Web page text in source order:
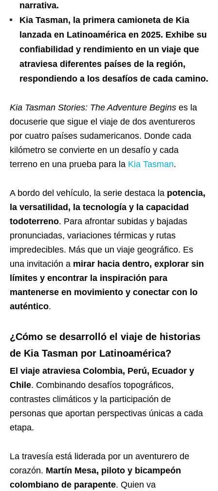
narrativa.
Kia Tasman, la primera camioneta de Kia
lanzada en Latinoamérica en 2025. Exhibe su
confiabilidad y rendimiento en un viaje que
atraviesa diferentes países de la región,
respondiendo a los desafíos de cada camino.
Kia Tasman Stories: The Adventure Begins es la
docuserie que sigue el viaje de dos aventureros
por cuatro países sudamericanos. Donde cada
kilómetro se convierte en un desafío y cada
terreno en una prueba para la Kia Tasman.
A bordo del vehículo, la serie destaca la potencia,
la versatilidad, la tecnología y la capacidad
todoterreno. Para afrontar subidas y bajadas
pronunciadas, variaciones térmicas y rutas
impredecibles. Más que un viaje geográfico. Es
una invitación a mirar hacia dentro, explorar sin
límites y encontrar la inspiración para
mantenerse en movimiento y conectar con lo
auténtico.
¿Cómo se desarrolló el viaje de historias
de Kia Tasman por Latinoamérica?
El viaje atraviesa Colombia, Perú, Ecuador y
Chile. Combinando desafíos topográficos,
contrastes climáticos y la participación de
personas que aportan perspectivas únicas a cada
etapa.
La travesía está liderada por un aventurero de
corazón. Martín Mesa, piloto y bicampeón
colombiano de parapente. Quien va